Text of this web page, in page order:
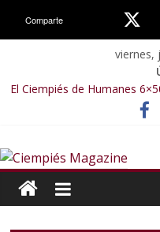
viernes,
El Ciempiés de Humanes
final de la sexta temporada»
El Ciempiés de Humanes
El Ciempiés de Humanes
El Ciempiés de Humanes
Comparte